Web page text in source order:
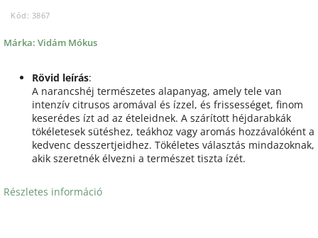
Kód: 3867
Márka: Vidám Mókus
Rövid leírás:
A narancshéj természetes alapanyag, amely tele van
intenzív citrusos aromával és ízzel, és frissességet, finom
keserédes ízt ad az ételeidnek. A szárított héjdarabkák
tökéletesek sütéshez, teákhoz vagy aromás hozzávalóként a
kedvenc desszertjeidhez. Tökéletes választás mindazoknak,
akik szeretnék élvezni a természet tiszta ízét.
Részletes információ